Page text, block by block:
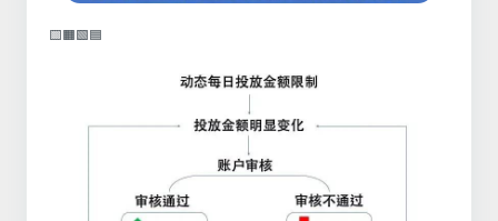
🟨🟧🟩🟦